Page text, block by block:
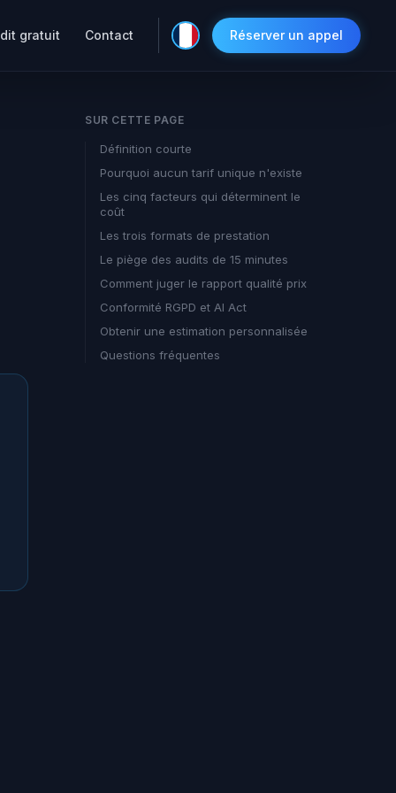
gratuit Contact Réserver un appel
SUR CETTE PAGE
Définition courte
Pourquoi aucun tarif unique n'existe
Les cinq facteurs qui déterminent le
coût
Les trois formats de prestation
Le piège des audits de 15 minutes
Comment juger le rapport qualité prix
Conformité RGPD et AI Act
Obtenir une estimation personnalisée
Questions fréquentes